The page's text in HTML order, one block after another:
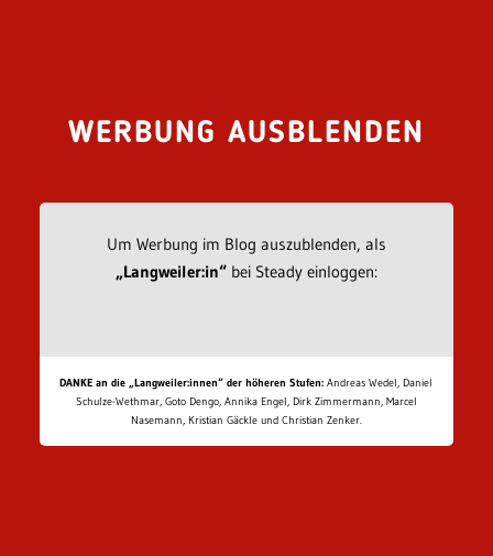
WERBUNG AUSBLENDEN
Um Werbung im Blog auszublenden, als
„Langweiler:in“bei Steady einloggen:
DANKE an die „Langweiler:innen“ der höheren Stufen: Andreas Wedel, Daniel
Schulze-Wethmar, Goto Dengo, Annika Engel, Dirk Zimmermann, Marcel
Nasemann, Kristian Gäckle und Christian Zenker.